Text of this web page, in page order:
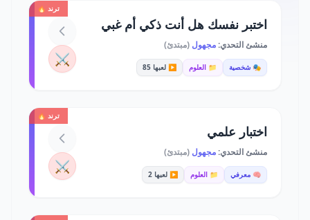
ترند 🔥
اختبر نفسك هل أنت ذكي أم غبي
منشئ التحدي:مجهول (مبتدئ)
🎭 شخصية 📁 العلوم ▶️ لعبها 85 ⚔️
ترند 🔥
اختبار علمي
منشئ التحدي:مجهول (مبتدئ)
🧠 معرفي 📁 العلوم ▶️ لعبها 2 ⚔️